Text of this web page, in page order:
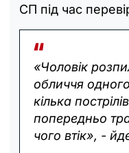
СП під час
«Чоловік
обличчя одного
кілька
попередньо
чого втік», -